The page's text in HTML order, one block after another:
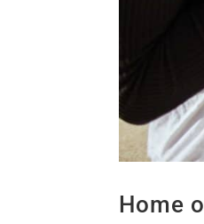
Home